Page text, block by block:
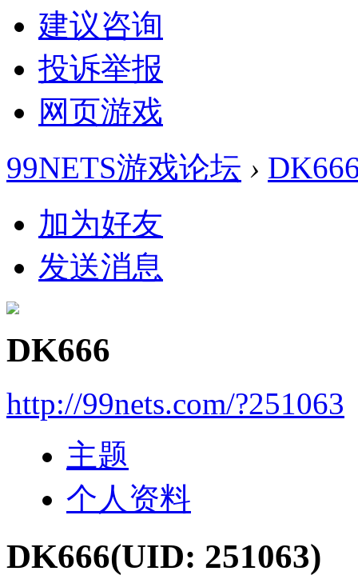
建议咨询
投诉举报
网页游戏
99NETS游戏论坛 ›
加为好友
发送消息
DK666
http://99nets.com/?251063
主题
个人资料
DK666(UID: 251063)